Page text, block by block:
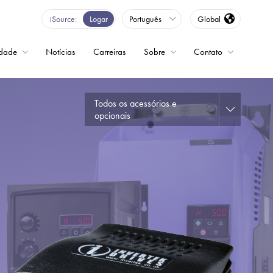
iSource Logar Português Global
Notícias Carreiras Sobre Contato
Todos os acessórios e
opcionais